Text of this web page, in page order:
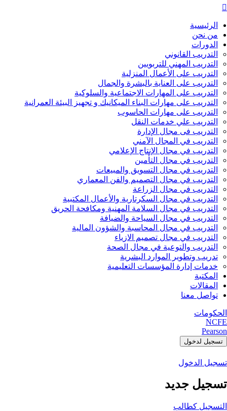
الرئيسية
من نحن
الدورات
التدريب القانوني
التدريب المهني للتربويين
التدريب على الأعمال المنزلية
التدريب على العناية بالبشرة والجمال
التدريب على المهارات الاجتماعية والسلوكية
التدريب على مهارات البناء الميكانيك و تجهيز البيئة العمرانية
التدريب على مهارات الحاسوب
التدريب علي خدمات النقل
التدريب فى مجال الإدارة
التدريب في المجال الآمني
التدريب في مجال الإنتاج الإعلامي
التدريب في مجال التأمين
التدريب في مجال التسويق والمبيعات
التدريب في مجال التصميم والفن المعماري
التدريب في مجال الزراعة
التدريب في مجال السكرتارية والأعمال المكتبية
التدريب في مجال السلامة المهنية ومكافحة الحريق
التدريب في مجال السياحة والضيافة
التدريب في مجال المحاسبة والشؤون المالية
التدريب في مجال تصميم الازياء
التدريب والتوعية في مجال الصحة
تدريب وتطوير الموارد البشرية
خدمات إدارة المؤسسات التعليمية
المكتبة
المقالات
تواصل معنا
الحكومات
NCFE
Pearson
تسجيل لدخول
تسجيل الدخول
تسجيل جديد
التسجيل كطالب